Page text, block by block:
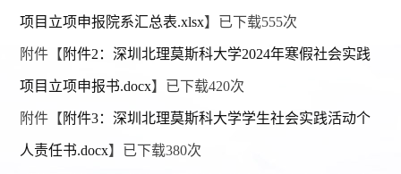
项目立项申报院系汇总表.xlsx】已下载555次
附件【 附件2：深圳北理莫斯科大学2024年寒假社会实践
项目立项申报书.docx】已下载420次
附件【 附件3：深圳北理莫斯科大学学生社会实践活动个
人责任书.docx】已下载380次